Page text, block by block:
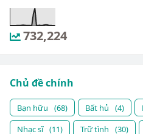
732,224
Chủ đề chính
Bạn hữu (68) Bất hủ (4)
Nhạc sĩ (11) Trữ tình (30)